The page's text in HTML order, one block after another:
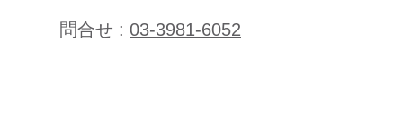
問合せ : 03-3981-6052